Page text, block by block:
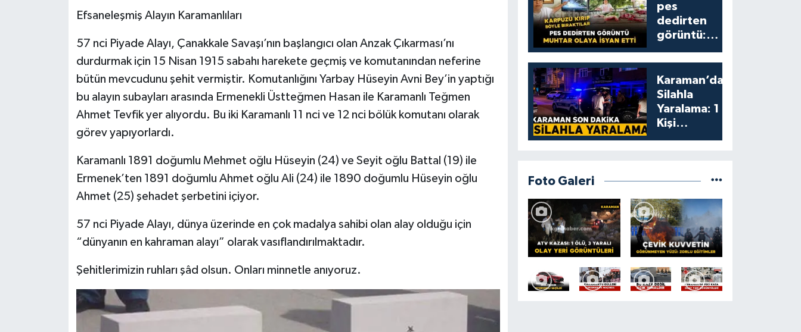
Efsaneleşmiş Alayın Karamanlıları
57 nci Piyade Alayı, Çanakkale Savaşı’nın başlangıcı olan Anzak Çıkarması’nı
durdurmak için 15 Nisan 1915 sabahı harekete geçmiş ve komutanından neferine
bütün mevcudunu şehit vermiştir. Komutanlığını Yarbay Hüseyin Avni Bey’in yaptığı
bu alayın subayları arasında Ermenekli Üstteğmen Hasan ile Karamanlı Teğmen
Ahmet Tevfik yer alıyordu. Bu iki Karamanlı 11 nci ve 12 nci bölük komutanı olarak
görev yapıyorlardı.
Karamanlı 1891 doğumlu Mehmet oğlu Hüseyin (24) ve Seyit oğlu Battal (19) ile
Ermenek’ten 1891 doğumlu Ahmet oğlu Ali (24) ile 1890 doğumlu Hüseyin oğlu
Ahmet (25) şehadet şerbetini içiyor.
57 nci Piyade Alayı, dünya üzerinde en çok madalya sahibi olan alay olduğu için
“dünyanın en kahraman alayı” olarak vasıflandırılmaktadır.
Şehitlerimizin ruhları şâd olsun. Onları minnetle anıyoruz.
pes
dedirten
görüntü:
yumruklayıp
yediler,
artıklarını
kamelyada
bıraktılar
Karaman’da
Silahla
Yaralama: 1
Kişi
Foto Galeri